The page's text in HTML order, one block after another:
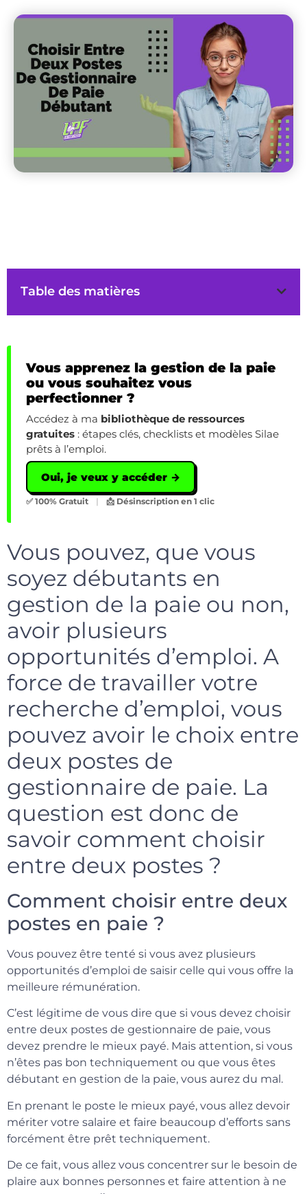
Table des matières
Vous apprenez la gestion de la paie
ou vous souhaitez vous
perfectionner ?
Accédez à ma bibliothèque de ressources
gratuites : étapes clés, checklists et modèles Silae
prêts à l’emploi.
Oui, je veux y accéder →
✅ 100% Gratuit | 📩 Désinscription en 1 clic
Vous pouvez, que vous
soyez débutants en
gestion de la paie ou non,
avoir plusieurs
opportunités d’emploi. A
force de travailler votre
recherche d’emploi, vous
pouvez avoir le choix entre
deux postes de
gestionnaire de paie. La
question est donc de
savoir comment choisir
entre deux postes ?
Comment choisir entre deux
postes en paie ?
Vous pouvez être tenté si vous avez plusieurs
opportunités d’emploi de saisir celle qui vous offre la
meilleure rémunération.
C’est légitime de vous dire que si vous devez choisir
entre deux postes de gestionnaire de paie, vous
devez prendre le mieux payé. Mais attention, si vous
n’êtes pas bon techniquement ou que vous êtes
débutant en gestion de la paie, vous aurez du mal.
En prenant le poste le mieux payé, vous allez devoir
mériter votre salaire et faire beaucoup d’efforts sans
forcément être prêt techniquement.
De ce fait, vous allez vous concentrer sur le besoin de
plaire aux bonnes personnes et faire attention à ne